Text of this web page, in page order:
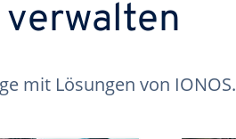
verwalten
mit Lösungen von IONOS.